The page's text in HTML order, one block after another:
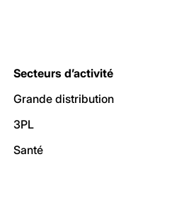
Secteurs d’activité
Grande distribution
3PL
Santé